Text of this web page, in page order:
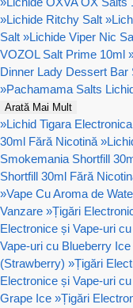
»Lichide Ritchy Salt »
Salt »Lichide Viper Nic
VOZOL Salt Prime 10ml
Dinner Lady Dessert Bar
»Pachamama Salts
Arată Mai Mult
»Lichid Tigara
30ml Fără Nicotină »
Smokemania Shortfill
Shortfill 30ml Fără
»Vape Cu Aroma de
Vanzare »Țigări
Electronice și Vape-uri
Vape-uri cu Blueberry Ice
(Strawberry) »Țigări
Electronice și Vape-uri
Grape Ice »Țigări